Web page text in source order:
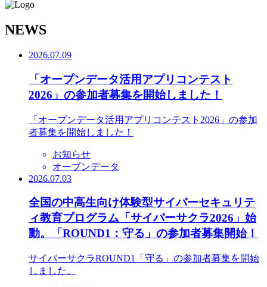
NEWS
2026.07.09
「オープンデータ活用アプリコンテスト
2026」の参加者募集を開始しました！
「オープンデータ活用アプリコンテスト2026」の参加
者募集を開始しました！
お知らせ
オープンデータ
2026.07.03
全国の中高生向け体験型サイバーセキュリテ
ィ教育プログラム「サイバーサクラ2026」始
動。「ROUND1：守る」の参加者募集開始！
サイバーサクラROUND1「守る」の参加者募集を開始
しました。